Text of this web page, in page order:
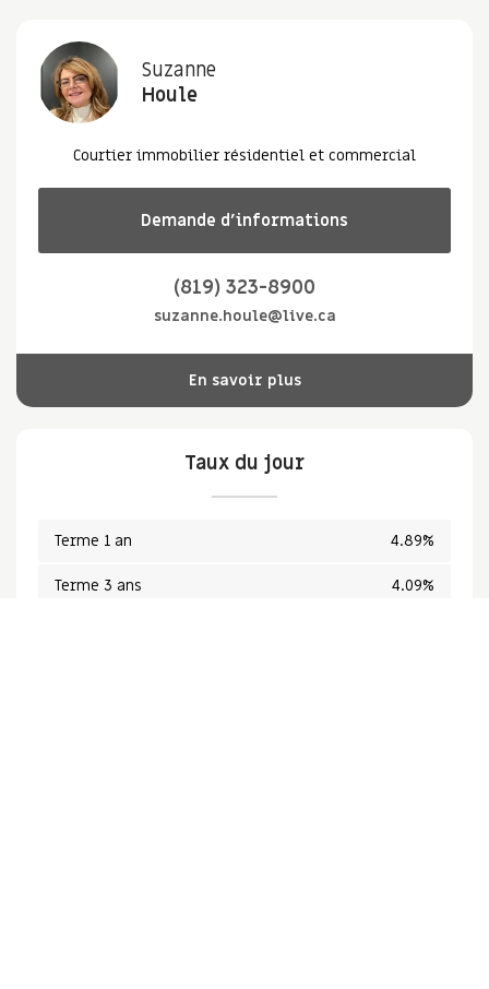
Suzanne
Houle
Courtier immobilier résidentiel et commercial
Demande d’informations
(819) 323-8900
suzanne.houle@live.ca
En savoir plus
Taux du jour
Terme 1 an 4.89%
Terme 3 ans 4.09%